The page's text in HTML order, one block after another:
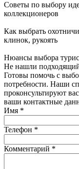
Советы по выбору
коллекционеров
Как выбрать
клинок, рукоять
Нюансы выбора
Не нашли
Готовы помочь с
потребности. Наши
проконсультируют
ваши контактные
Имя *
Телефон *
Комментарий *